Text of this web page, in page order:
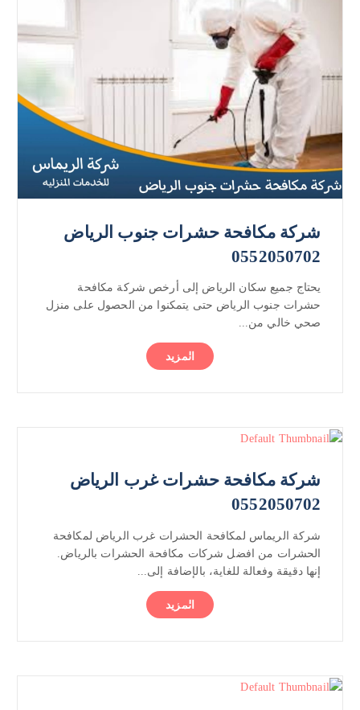
شركة مكافحة حشرات جنوب الرياض
0552050702
يحتاج جميع سكان الرياض إلى أرخص شركة مكافحة
حشرات جنوب الرياض حتى يتمكنوا من الحصول على منزل
صحي خالي من...
المزيد
شركة مكافحة حشرات غرب الرياض
0552050702
شركة الريماس لمكافحة الحشرات غرب الرياض لمكافحة
الحشرات من افضل شركات مكافحة الحشرات بالرياض.
إنها دقيقة وفعالة للغاية، بالإضافة إلى...
المزيد